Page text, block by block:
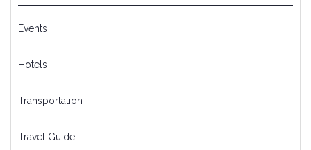
Events
Hotels
Transportation
Travel Guide